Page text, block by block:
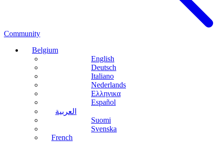
Community
Belgium
English
Deutsch
Italiano
Nederlands
Ελληνικα
Español
العربية
Suomi
Svenska
French